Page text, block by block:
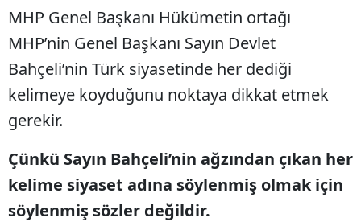
MHP Genel Başkanı Hükümetin ortağı
MHP’nin Genel Başkanı Sayın Devlet
Bahçeli’nin Türk siyasetinde her dediği
kelimeye koyduğunu noktaya dikkat etmek
gerekir.
Çünkü Sayın Bahçeli’nin ağzından çıkan her
kelime siyaset adına söylenmiş olmak için
söylenmiş sözler değildir.